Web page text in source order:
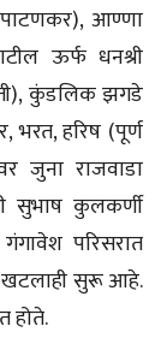
(पाटणकर), आण्णा
ऊर्फ धनश्री
कुंडलिक झगडे
हरिष (पूर्ण
जुना राजवाडा
सुभाष कुलकर्णी
परिसरात
खटलाही सुरू आहे.
होते.